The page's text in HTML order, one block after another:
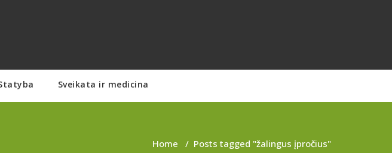
Sveikata ir medicina
Home / Posts tagged "žalingus įpročius"